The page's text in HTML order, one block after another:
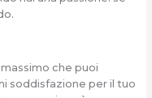
che puoi
soddisfazione per il tuo